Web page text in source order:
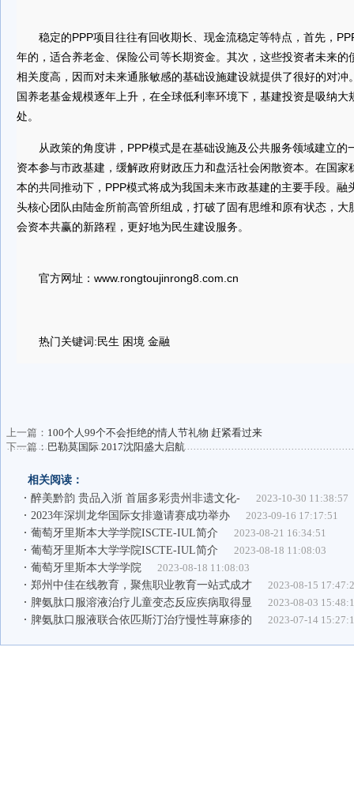
稳定的PPP项目往往有回收期长、现金流稳定等特点，首先，
年的，适合养老金、保险公司等长期资金。其次，这些投资者未来
相关度高，因而对未来通胀敏感的基础设施建设就提供了很好的对
国养老基金规模逐年上升，在全球低利率环境下，基建投资是吸纳
处。
从政策的角度讲，PPP模式是在基础设施及公共服务领域建立的
资本参与市政基建，缓解政府财政压力和盘活社会闲散资本。在国
本的共同推动下，PPP模式将成为我国未来市政基建的主要手段。融
头核心团队由陆金所前高管所组成，打破了固有思维和原有状态，
会资本共赢的新路程，更好地为民生建设服务。
官方网址：www.rongtoujinrong8.com.cn
热门关键词:民生 困境 金融
上一篇： 100个人99个不会拒绝的情人节礼物 赶紧看过来
下一篇：巴勒莫国际 2017沈阳盛大启航
相关阅读：
醉美黔韵 贵品入浙 首届多彩贵州非遗文化-
2023-10-30 11:38:57
2023年深圳龙华国际女排邀请赛成功举办
2023-09-16 17:17:51
葡萄牙里斯本大学学院ISCTE-IUL简介
2023-08-21 16:34:51
葡萄牙里斯本大学学院ISCTE-IUL简介
2023-08-18 11:08:03
葡萄牙里斯本大学学院
2023-08-18 11:08:03
郑州中佳在线教育，聚焦职业教育一站式成才
2023-08-15
脾氨肽口服溶液治疗儿童变态反应疾病取得显
2023-08-03
脾氨肽口服液联合依匹斯汀治疗慢性荨麻疹的
2023-07-14